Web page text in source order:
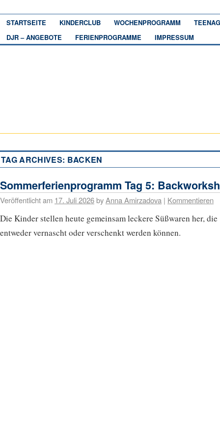
STARTSEITE KINDERCLUB WOCHENPROGRAMM
DJR – ANGEBOTE
FERIENPROGRAMME IMPRESSUM
TAG ARCHIVES: BACKEN
Sommerferienprogramm Tag 5:
Veröffentlicht am 17. Juli 2026byAnna Amirzadova | Kommentieren
Die Kinder stellen heute gemeinsam leckere Süßwaren her, die
entweder vernascht oder verschenkt werden können.